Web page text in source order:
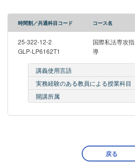
時間割／共通科目コード コース名
25-322-12-2
GLP-LP6162T1
国際私法専攻指
導
講義使用言語
実務経験のある教員による授業科目
開講所属
戻る